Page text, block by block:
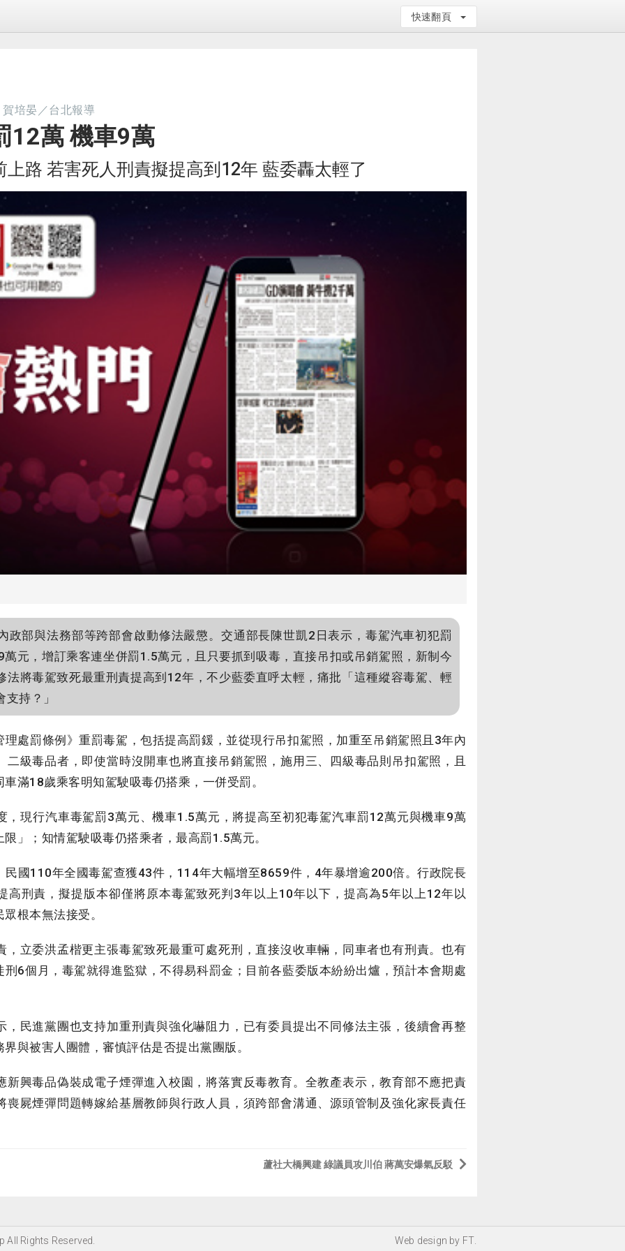
快速翻頁
培晏／台北報導
12萬 機車9萬
路 若害死人刑責擬提高到12年 藍委轟太輕了
政部與法務部等跨部會啟動修法嚴懲。交通部長陳世凱2日表示，毒駕汽車初犯罰
元，增訂乘客連坐併罰1.5萬元，且只要抓到吸毒，直接吊扣或吊銷駕照，新制今
法將毒駕致死最重刑責提高到12年，不少藍委直呼太輕，痛批「這種縱容毒駕、輕
持？」
處罰條例》重罰毒駕，包括提高罰鍰，並從現行吊扣駕照，加重至吊銷駕照且3年內
二級毒品者，即使當時沒開車也將直接吊銷駕照，施用三、四級毒品則吊扣駕照，且
滿18歲乘客明知駕駛吸毒仍搭乘，一併受罰。
現行汽車毒駕罰3萬元、機車1.5萬元，將提高至初犯毒駕汽車罰12萬元與機車9萬
」；知情駕駛吸毒仍搭乘者，最高罰1.5萬元。
國110年全國毒駕查獲43件，114年大幅增至8659件，4年暴增逾200倍。行政院長
高刑責，擬提版本卻僅將原本毒駕致死判3年以上10年以下，提高為5年以上12年以
根本無法接受。
立委洪孟楷更主張毒駕致死最重可處死刑，直接沒收車輛，同車者也有刑責。也有
6個月，毒駕就得進監獄，不得易科罰金；目前各藍委版本紛紛出爐，預計本會期處
民進黨團也支持加重刑責與強化嚇阻力，已有委員提出不同修法主張，後續會再整
與被害人團體，審慎評估是否提出黨團版。
興毒品偽裝成電子煙彈進入校園，將落實反毒教育。全教產表示，教育部不應把責
喪屍煙彈問題轉嫁給基層教師與行政人員，須跨部會溝通、源頭管制及強化家長責任
蘆社大橋興建 綠議員攻川伯 蔣萬安爆氣反駁
Rights Reserved. Web design by FT